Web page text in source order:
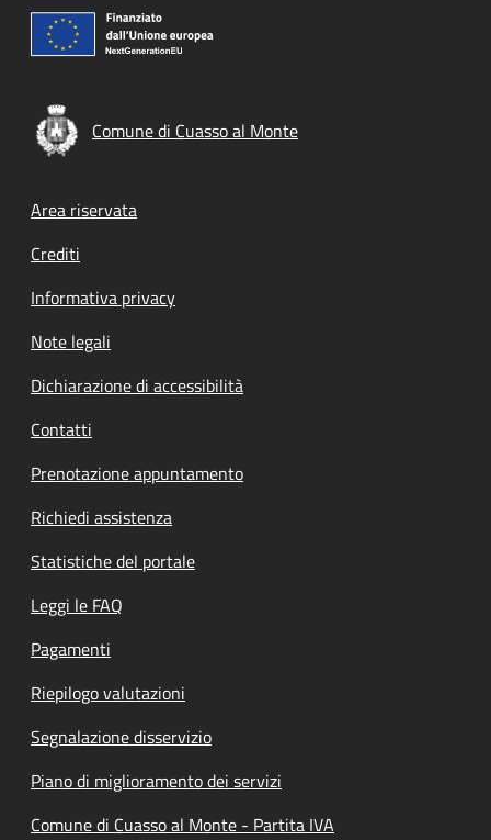
Comune di Cuasso al Monte
Footer menu
Area riservata
Crediti
Informativa privacy
Note legali
Dichiarazione di accessibilità
Contatti
Prenotazione appuntamento
Richiedi assistenza
Statistiche del portale
Leggi le FAQ
Pagamenti
Riepilogo valutazioni
Segnalazione disservizio
Piano di miglioramento dei servizi
Comune di Cuasso al Monte - Partita IVA